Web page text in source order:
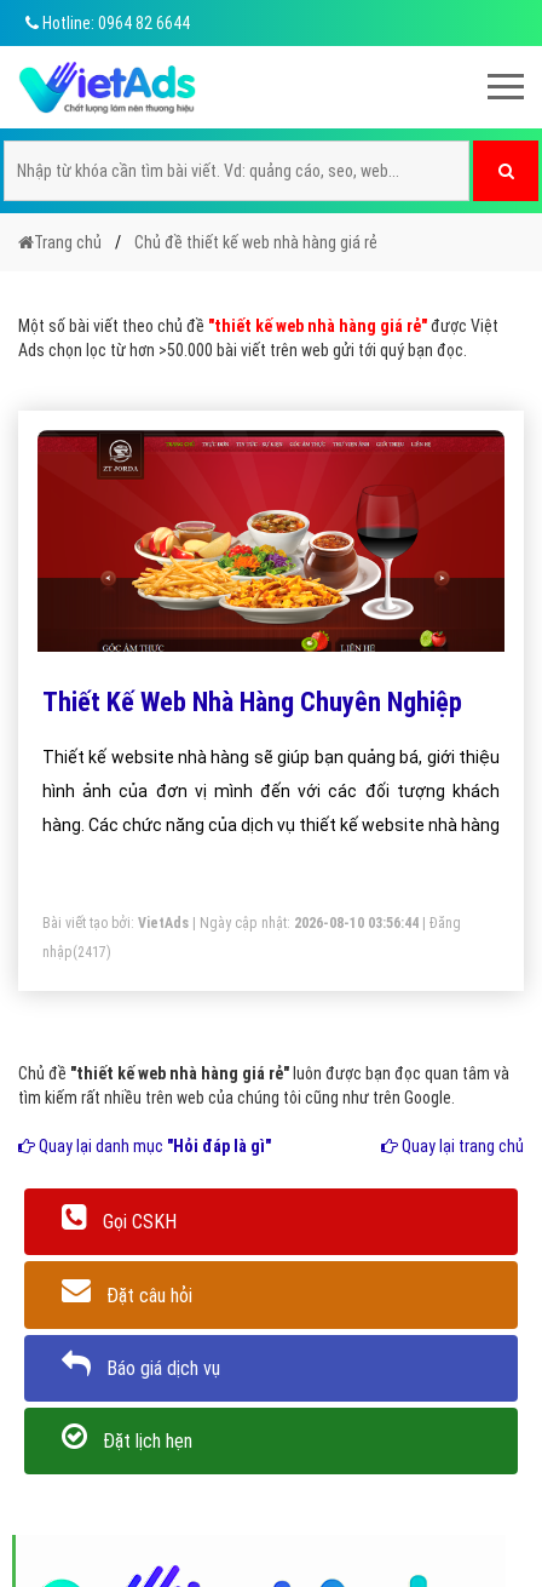
Hotline: 0964 82 6644
Trang chủ Chủ đề thiết kế web nhà hàng giá rẻ
Một số bài viết theo chủ đề "thiết kế web nhà hàng giá rẻ"được Việt
Ads chọn lọc từ hơn >50.000 bài viết trên web gửi tới quý bạn đọc.
Thiết Kế Web Nhà Hàng Chuyên Nghiệp
Thiết kế website nhà hàng sẽ giúp bạn quảng bá, giới thiệu
hình ảnh của đơn vị mình đến với các đối tượng khách
hàng. Các chức năng của dịch vụ thiết kế website nhà hàng
Bài viết tạo bởi: VietAds | Ngày cập nhật: 2026-08-10 03:56:44
Đăng
nhập(2417)
Chủ đề "thiết kế web nhà hàng giá rẻ" luôn được bạn đọc quan tâm và
tìm kiếm rất nhiều trên web của chúng tôi cũng như trên Google.
Quay lại danh mục "Hỏi đáp là gì" Quay lại trang chủ
Gọi CSKH
Đặt câu hỏi
Báo giá dịch vụ
Đặt lịch hẹn